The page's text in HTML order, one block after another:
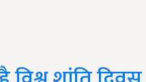
शांति दिवस,